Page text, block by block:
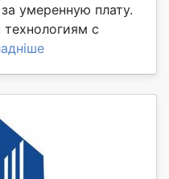
умеренную плату.
с